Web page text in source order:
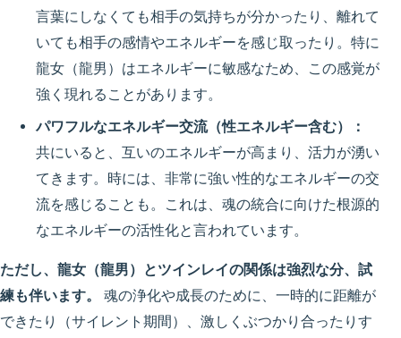
言葉にしなくても相手の気持ちが分かったり、離れて
いても相手の感情やエネルギーを感じ取ったり。特に
龍女（龍男）はエネルギーに敏感なため、この感覚が
強く現れることがあります。
パワフルなエネルギー交流（性エネルギー含む）：
共にいると、互いのエネルギーが高まり、活力が湧い
てきます。時には、非常に強い性的なエネルギーの交
流を感じることも。これは、魂の統合に向けた根源的
なエネルギーの活性化と言われています。
ただし、龍女（龍男）とツインレイの関係は強烈な分、試
練も伴います。
魂の浄化や成長のために、一時的に距離が
できたり（サイレント期間）、激しくぶつかり合ったりす